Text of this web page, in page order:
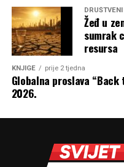
Žeđ u
sumrak
resursa
KNJIGE prije 2 tjedna
Globalna proslava “Back
2026.